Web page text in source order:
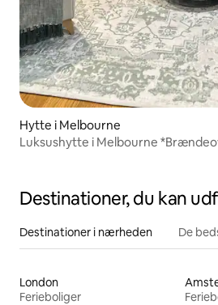
Hytte i Melbourne
Luksushytte i Melbourne
Destinationer, du kan
Destinationer i nærheden De
London
Ferieboliger